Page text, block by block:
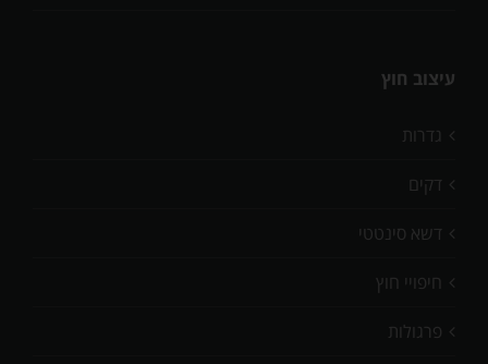
עיצוב חוץ
גדרות
דקים
דשא סינטטי
חיפויי חוץ
פרגולות